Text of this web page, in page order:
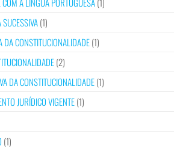
(1)
DA CONSTITUCIONALIDADE(1)
(2)
DA CONSTITUCIONALIDADE(1)
JURÍDICO VIGENTE(1)
(1)